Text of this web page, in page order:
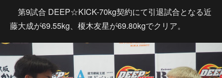
第9試合 DEEP☆KICK-70kg契約にて引退試合となる近
藤大成が69.55kg、榎木友星が69.80kgでクリア。